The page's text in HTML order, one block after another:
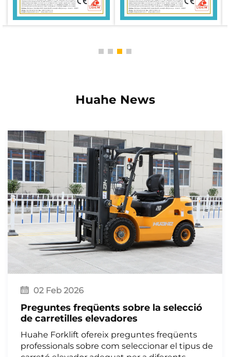
Huahe News
02 Feb 2026
Preguntes freqüents sobre la selecció
de carretilles elevadores
Huahe Forklift ofereix preguntes freqüents
professionals sobre com seleccionar el tipus de